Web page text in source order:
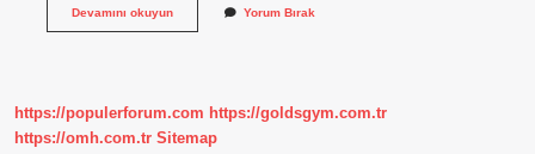
Devamını okuyunMesirlik
Yorum Bırak
https://populerforum.com https://goldsgym.com.tr
https://omh.com.tr Sitemap